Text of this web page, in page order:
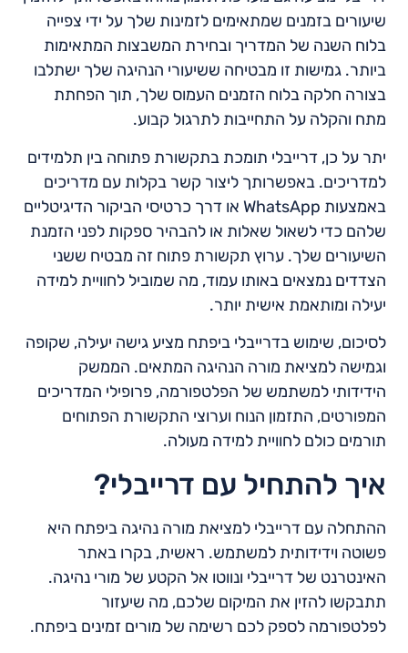
שיעורים בזמנים שמתאימים לזמינות שלך על ידי צפייה
בלוח השנה של המדריך ובחירת המשבצות המתאימות
ביותר. גמישות זו מבטיחה ששיעורי הנהיגה שלך ישתלבו
בצורה חלקה בלוח הזמנים העמוס שלך, תוך הפחתת
מתח והקלה על התחייבות לתרגול קבוע.
יתר על כן, דרייבלי תומכת בתקשורת פתוחה בין תלמידים
למדריכים. באפשרותך ליצור קשר בקלות עם מדריכים
באמצעות WhatsApp או דרך כרטיסי הביקור הדיגיטליים
שלהם כדי לשאול שאלות או להבהיר ספקות לפני הזמנת
השיעורים שלך. ערוץ תקשורת פתוח זה מבטיח ששני
הצדדים נמצאים באותו עמוד, מה שמוביל לחוויית למידה
יעילה ומותאמת אישית יותר.
לסיכום, שימוש בדרייבלי ביפתח מציע גישה יעילה, שקופה
וגמישה למציאת מורה הנהיגה המתאים. הממשק
הידידותי למשתמש של הפלטפורמה, פרופילי המדריכים
המפורטים, התזמון הנוח וערוצי התקשורת הפתוחים
תורמים כולם לחוויית למידה מעולה.
איך להתחיל עם דרייבלי?
ההתחלה עם דרייבלי למציאת מורה נהיגה ביפתח היא
פשוטה וידידותית למשתמש. ראשית, בקרו באתר
האינטרנט של דרייבלי ונווטו אל הקטע של מורי נהיגה.
תתבקשו להזין את המיקום שלכם, מה שיעזור
לפלטפורמה לספק לכם רשימה של מורים זמינים ביפתח.